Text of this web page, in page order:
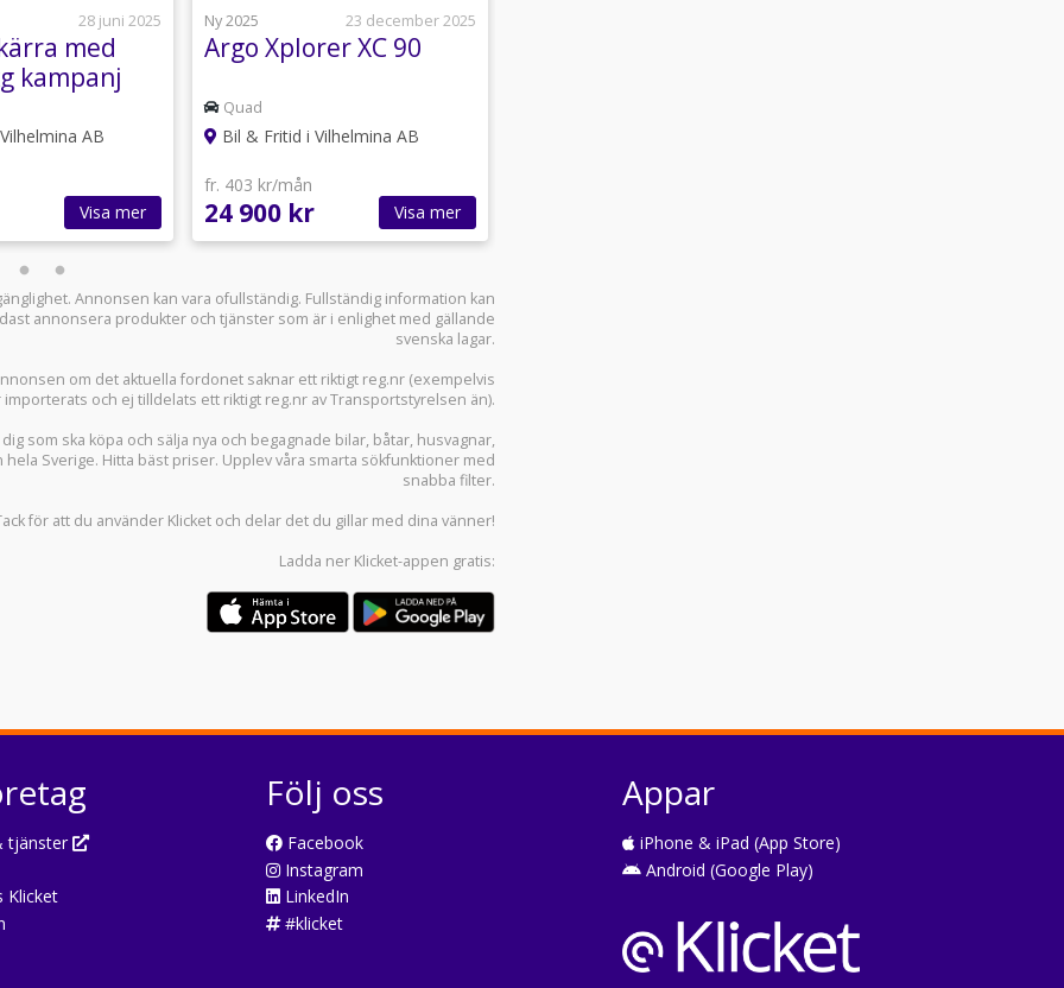
28 juni 2025
med
kampanj
AB
Visa mer
Ny 2025
23 december 2025
Argo Xplorer XC 90
Quad
Bil & Fritid i Vilhelmina AB
fr. 403 kr/mån
24 900 kr Visa mer
Annonsen kan vara ofullständig. Fullständig information kan
annonsera produkter och tjänster som är i enlighet med gällande
svenska lagar.
om det aktuella fordonet saknar ett riktigt reg.nr (exempelvis
och ej tilldelats ett riktigt reg.nr av Transportstyrelsen än).
som ska köpa och sälja nya och begagnade bilar, båtar, husvagnar,
Sverige. Hitta bäst priser. Upplev våra smarta sökfunktioner med
snabba filter.
för att du använder Klicket och delar det du gillar med dina vänner!
Ladda ner Klicket-appen gratis:
tjänster
Klicket
Följ oss
Facebook
Instagram
LinkedIn
#klicket
Appar
iPhone & iPad (App Store)
Android (Google Play)